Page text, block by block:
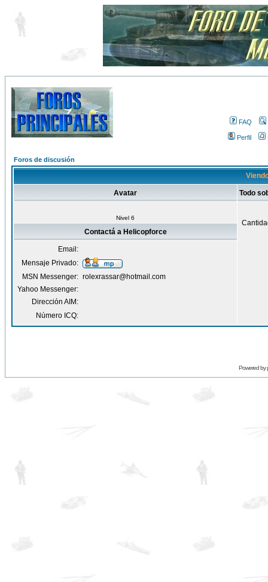
FAQ
Perfil
Foros de discusión
Avatar Todo
Nivel 6
Contactá a Helicopforce
Email:
Mensaje Privado:
MSN Messenger: rolexrassar@hotmail.com
Yahoo Messenger:
Dirección AIM:
Número ICQ:
Powered by